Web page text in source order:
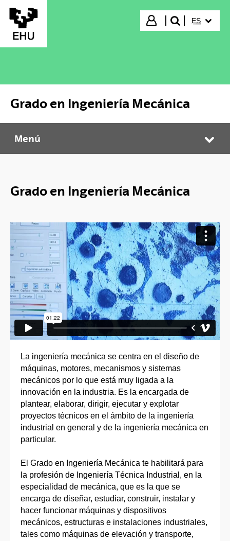
Saltar al contenido principal
Iniciar sesión
buscar"
ES
Grado en Ingeniería Mecánica
Grado en Ingeniería Mecánica
Menú
Grado en Ingeniería Mecánica
La ingeniería mecánica se centra en el diseño de
máquinas, motores, mecanismos y sistemas
mecánicos por lo que está muy ligada a la
innovación en la industria. Es la encargada de
plantear, elaborar, dirigir, ejecutar y explotar
proyectos técnicos en el ámbito de la ingeniería
industrial en general y de la ingeniería mecánica en
particular.
El Grado en Ingeniería Mecánica te habilitará para
la profesión de Ingeniería Técnica Industrial, en la
especialidad de mecánica, que es la que se
encarga de diseñar, estudiar, construir, instalar y
hacer funcionar máquinas y dispositivos
mecánicos, estructuras e instalaciones industriales,
tales como máquinas de elevación y transporte,